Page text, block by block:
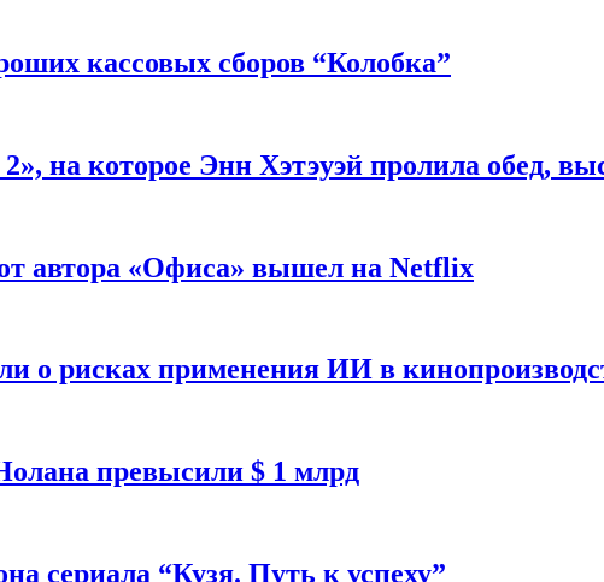
кассовых сборов “Колобка”
на которое Энн Хэтэуэй пролила обед,
автора «Офиса» вышел на Netflix
о рисках применения ИИ в
превысили $ 1 млрд
сериала “Кузя. Путь к успеху”